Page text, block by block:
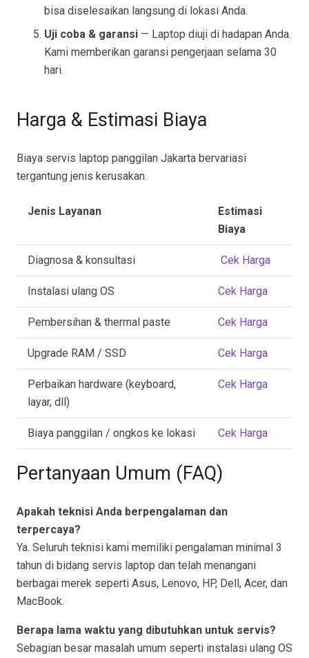
bisa diselesaikan langsung di lokasi Anda.
Uji coba & garansi — Laptop diuji di hadapan Anda.
Kami memberikan garansi pengerjaan selama 30
hari.
Harga & Estimasi Biaya
Biaya servis laptop panggilan Jakarta bervariasi
tergantung jenis kerusakan.
Jenis Layanan
Estimasi
Biaya
Diagnosa & konsultasi Cek Harga
Instalasi ulang OS Cek Harga
Pembersihan & thermal paste Cek Harga
Upgrade RAM / SSD Cek Harga
Perbaikan hardware (keyboard,
layar, dll)
Cek Harga
Biaya panggilan / ongkos ke lokasi Cek Harga
Pertanyaan Umum (FAQ)
Apakah teknisi Anda berpengalaman dan
terpercaya?
Ya. Seluruh teknisi kami memiliki pengalaman minimal 3
tahun di bidang servis laptop dan telah menangani
berbagai merek seperti Asus, Lenovo, HP, Dell, Acer, dan
MacBook.
Berapa lama waktu yang dibutuhkan untuk servis?
Sebagian besar masalah umum seperti instalasi ulang OS